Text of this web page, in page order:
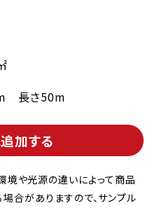
長さ50m
加する
境や光源の違いによって商品
合がありますので、サンプル